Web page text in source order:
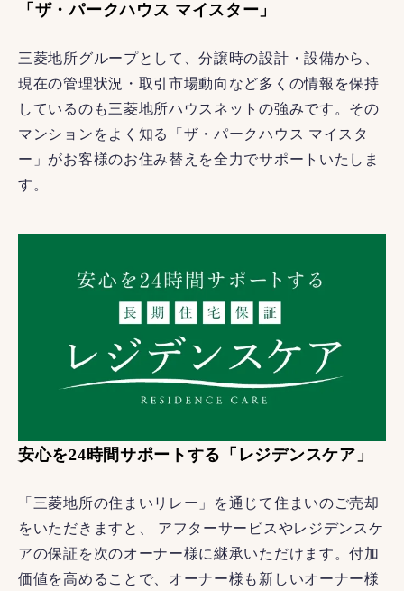
「ザ・パークハウス マイスター」
三菱地所グループとして、分譲時の設計・設備から、
現在の管理状況・取引市場動向など多くの情報を保持
しているのも三菱地所ハウスネットの強みです。その
マンションをよく知る「ザ・パークハウス マイスタ
ー」がお客様のお住み替えを全力でサポートいたしま
す。
安心を24時間サポートする「レジデンスケア」
「三菱地所の住まいリレー」を通じて住まいのご売却
をいただきますと、 アフターサービスやレジデンスケ
アの保証を次のオーナー様に継承いただけます。付加
価値を高めることで、オーナー様も新しいオーナー様